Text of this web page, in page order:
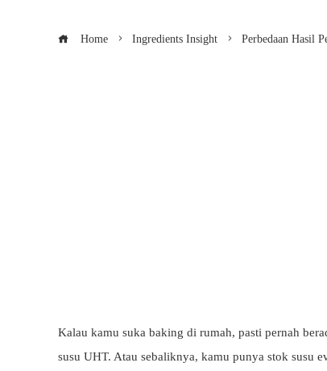
Home Ingredients Insight Perbedaan Hasil
Kalau kamu suka baking di rumah, pasti pernah
susu UHT. Atau sebaliknya, kamu punya stok susu